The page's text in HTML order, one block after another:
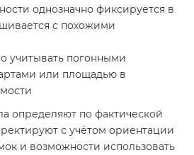
однозначно фиксируется в
с похожими
учитывать погонными
или площадью в
определяют по фактической
с учётом ориентации
и возможности использовать